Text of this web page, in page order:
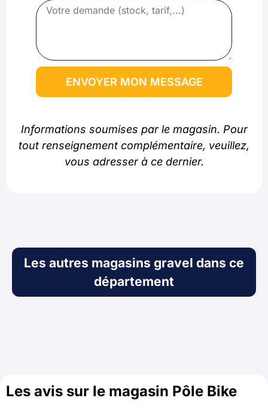
ENVOYER MON MESSAGE
Informations soumises par le magasin. Pour
tout renseignement complémentaire, veuillez,
vous adresser à ce dernier.
Les autres magasins gravel dans ce
département
Les avis sur le magasin Pôle Bike